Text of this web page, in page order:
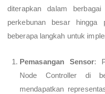
diterapkan dalam
perkebunan besar hingga
beberapa langkah untuk
Pemasangan Sensor:
Node Controller di
mendapatkan